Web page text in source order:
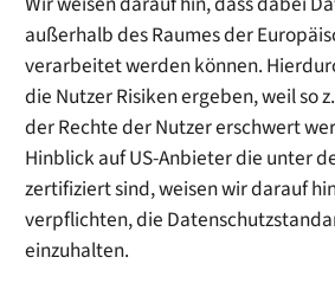
außerhalb des Raumes der
verarbeitet werden können.
die Nutzer Risiken ergeben, weil so
der Rechte der Nutzer erschwert
Hinblick auf US-Anbieter die unter
zertifiziert sind, weisen wir darauf
verpflichten, die
einzuhalten.